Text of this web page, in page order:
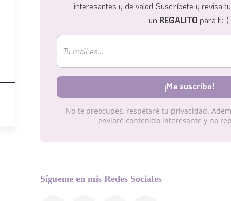
interesantes y de valor! Suscríbete y revisa
un REGALITO para ti:-)
No te preocupes, respetaré tu privacidad.
enviaré contenido interesante y no
Sígueme en mis Redes Sociales